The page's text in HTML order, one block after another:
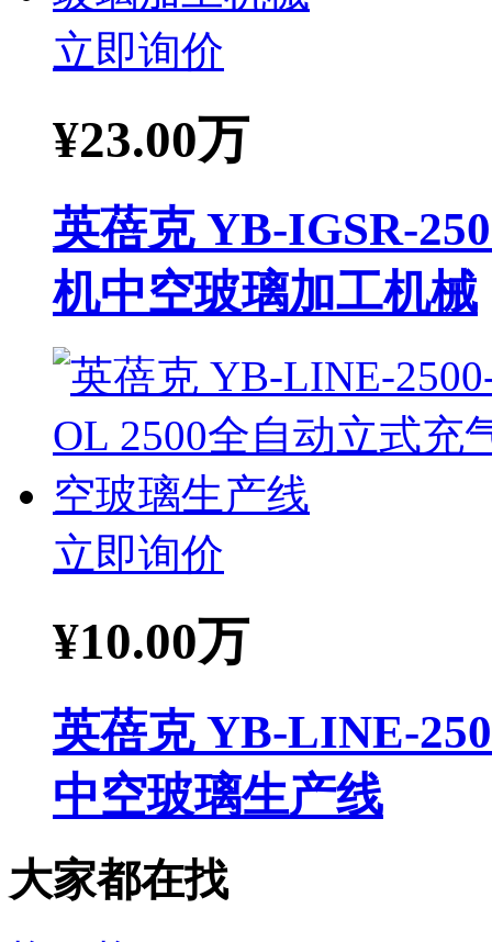
立即询价
¥23.00万
英蓓克 YB-IGSR-
机中空玻璃加工机械
立即询价
¥10.00万
英蓓克 YB-LINE-
中空玻璃生产线
大家都在找